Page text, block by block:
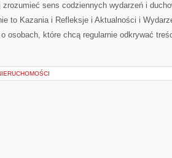
zrozumieć sens codziennych wydarzeń i
to Kazania i Refleksje i Aktualności i
osobach, które chcą regularnie odkrywać